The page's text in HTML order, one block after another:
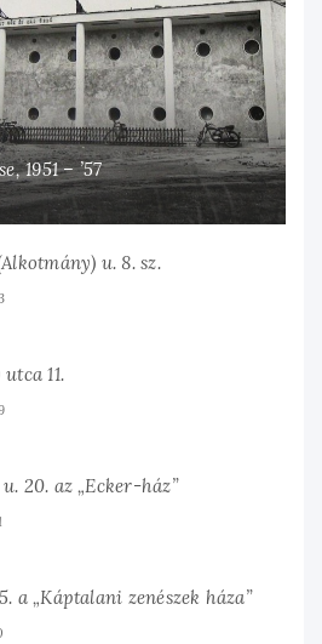
1951 – ’57
u. 8. sz.
11.
20. az „Ecker-ház”
a „Káptalani zenészek háza”